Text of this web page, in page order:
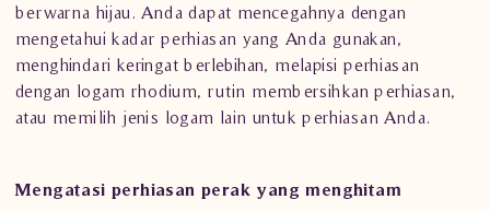
berwarna hijau. Anda dapat mencegahnya dengan
mengetahui kadar perhiasan yang Anda gunakan,
menghindari keringat berlebihan, melapisi perhiasan
dengan logam rhodium, rutin membersihkan perhiasan,
atau memilih jenis logam lain untuk perhiasan Anda.
Mengatasi perhiasan perak yang menghitam